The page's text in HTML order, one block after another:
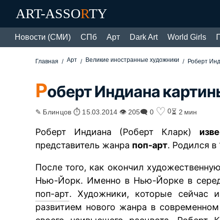
ART-ASSORTY
Новости (СМИ) СПб Арт Dark Art World Girls
Главная Арт Великие иностранные художники Роберт
Роберт Индиана
✎ Блинцов ⏱ 15.03.2014 👁 205🗨 0 ♡ 0⏳ 2 мин
Роберт Индиана (Роберт Кларк)
представитель жанра поп-арт. Родился
После того, как окончил
Нью-Йорк. Именно в Нью-Йорке в
поп-арт. Художники, которые сейчас
развитием нового жанра в